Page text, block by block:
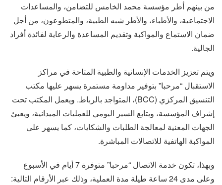
من بينهم أطر مؤسسة محمد الخامس للتضامن، والمساعدات
الاجتماعية، والأطباء، والأطر شبه الطبية، والمتطوعون، من أجل
ضمان الاستماع والمواكبة وتقديم المساعدة والرعاية لفائدة أفراد
الجالية.
ويتم تعزيز الخدمات الإنسانية والطبية المتاحة في مراكز
الاستقبال “مرحبا” بتوفير مداومة مستمرة يسهر عليها مكتب
التنسيق المركزي (BCC)، المتواجد بالرباط. ويعمل المكتب تحت
إشراف المؤسسة، ويتابع السير اليومي للعمليات الميدانية، ويعبئ
الجهات المعنية لمعالجة الطلبات والشكايات، كما يسهر على
المواكبة الهاتفية للاتصالات المباشرة.
وبهذا، تكون خدمة الاتصال “مرحبا” متوفرة 7 أيام في الأسبوع
وعلى مدى 24 ساعة طيلة مدة العملية، وذلك عبر الأرقام التالية: